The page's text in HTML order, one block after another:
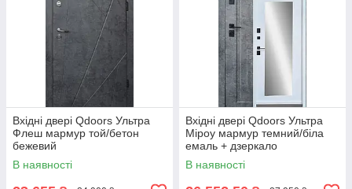
Вхідні двері Qdoors Ультра
Флеш мармур той/бетон
бежевий
В наявності
Вхідні двері Qdoors Ультра
Міроу мармур темний/біла
емаль + дзеркало
В наявності